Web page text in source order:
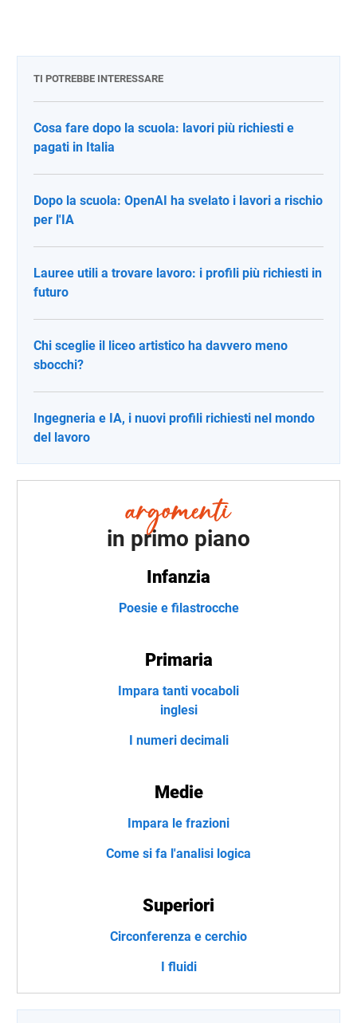
TI POTREBBE INTERESSARE
Cosa fare dopo la scuola: lavori più richiesti e
pagati in Italia
Dopo la scuola: OpenAI ha svelato i lavori a rischio
per l'IA
Lauree utili a trovare lavoro: i profili più richiesti in
futuro
Chi sceglie il liceo artistico ha davvero meno
sbocchi?
Ingegneria e IA, i nuovi profili richiesti nel mondo
del lavoro
in primo piano
Infanzia
Poesie e filastrocche
Primaria
Impara tanti vocaboli
inglesi
I numeri decimali
Medie
Impara le frazioni
Come si fa l'analisi logica
Superiori
Circonferenza e cerchio
I fluidi